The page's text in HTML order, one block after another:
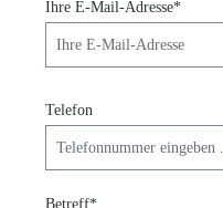
Ihre E-Mail-Adresse*
Telefon
Betreff*